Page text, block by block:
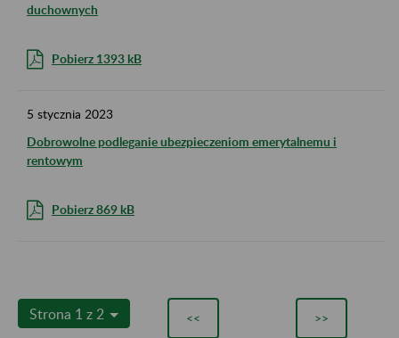
duchownych
Pobierz 1393 kB
5 stycznia 2023
Dobrowolne podleganie ubezpieczeniom emerytalnemu i
rentowym
Pobierz 869 kB
Strona 1 z 2 << >>